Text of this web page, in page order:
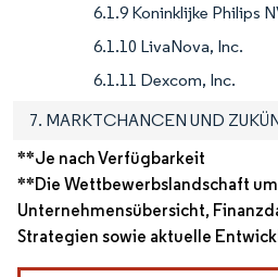
6.1.9 Koninklijke Philips
6.1.10 LivaNova, Inc.
6.1.11 Dexcom, Inc.
7. MARKTCHANCEN UND
**Je nach Verfügbarkeit
**Die Wettbewerbslandschaft
Unternehmensübersicht,
Strategien sowie aktuelle